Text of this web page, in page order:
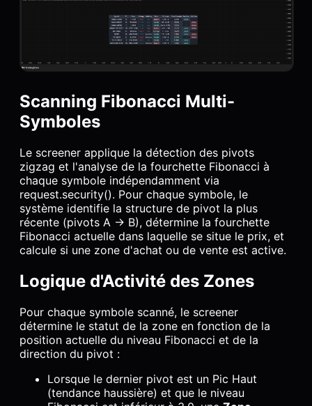
Scanning Fibonacci Multi-
Symboles
Le screener applique la détection des pivots
zigzag et l'analyse de la fourchette Fibonacci à
chaque symbole indépendamment via
request.security(). Pour chaque symbole, le
système identifie la structure de pivot la plus
récente (pivots A → B), détermine la fourchette
Fibonacci actuelle dans laquelle se situe le prix, et
calcule si une zone d'achat ou de vente est active.
Logique d'Activité des Zones
Pour chaque symbole scanné, le screener
détermine le statut de la zone en fonction de la
position actuelle du niveau Fibonacci et de la
direction du pivot :
Lorsque le dernier pivot est un Pic Haut
(tendance haussière) et que le niveau